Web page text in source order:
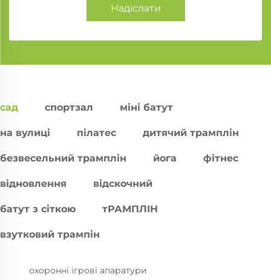
Надіслати
сад спортзал міні батут
на вулиці пілатес дитячий трамплін
безвесельний трамплін йога фітнес
відновлення відскочний
батут з сіткою тРАМПЛІН
взутковий трампін
охоронні ігрові апаратури